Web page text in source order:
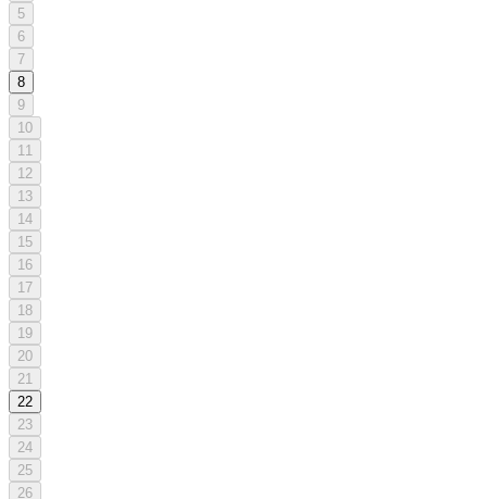
5
6
7
8
9
10
11
12
13
14
15
16
17
18
19
20
21
22
23
24
25
26